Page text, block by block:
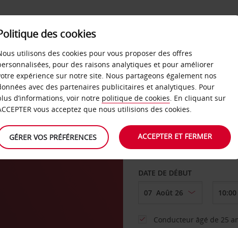
SERVICES &
LOCATION
LIBRE-
AGENCE DE DÉPART
Sélectionnez une autre
DATE DE DÉBUT
Conducteur âgé de 25
des cookies
utilisons des cookies pour vous proposer des offres
pour des raisons analytiques et pour améliorer
expérience sur notre site. Nous partageons également nos
avec des partenaires publicitaires et analytiques. Pour
d’informations, voir notre politique de cookies. En cliquant sur
vous acceptez que nous utilisions des cookies.
GÉRER VOS PRÉFÉRENCES ACCEPTER ET FERMER